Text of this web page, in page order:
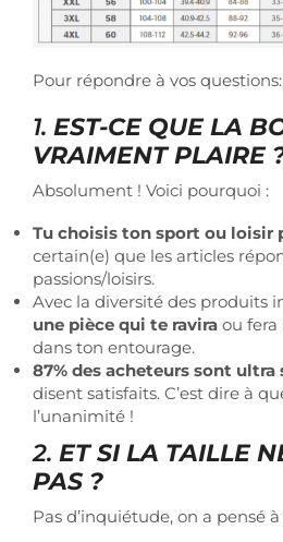
Pour répondre à vos questions:
1. EST-CE QUE LA
VRAIMENT PLAIRE
Absolument ! Voici pourquoi :
Tu choisis ton sport ou loisir
certain(e) que les articles
passions/loisirs.
Avec la diversité des produits
une pièce qui te ravira ou fera
dans ton entourage.
87% des acheteurs sont
disent satisfaits. C’est dire à
l’unanimité !
2. ET SI LA TAILLE
PAS ?
Pas d’inquiétude, on a pensé